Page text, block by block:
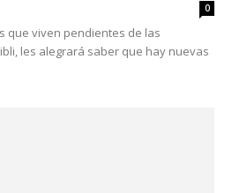
0
que viven pendientes de las
les alegrará saber que hay nuevas